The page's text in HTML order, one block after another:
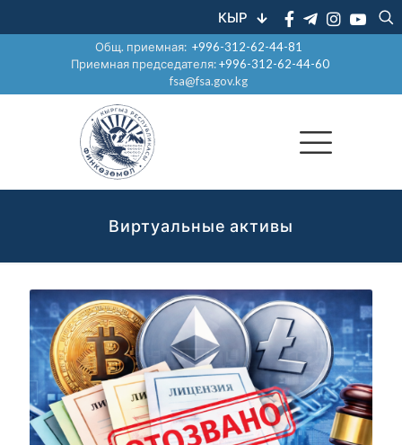
КЫР
Общ. приемная:+996-312-62-44-81
Приемная председателя:+996-312-62-44-60
fsa@fsa.gov.kg
Виртуальные активы